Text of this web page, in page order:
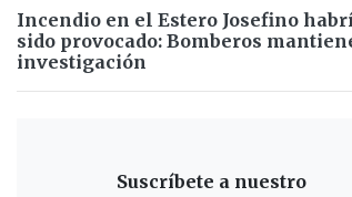
Incendio en el Estero Josefino
sido provocado: Bomberos
investigación
Suscríbete a nuestro